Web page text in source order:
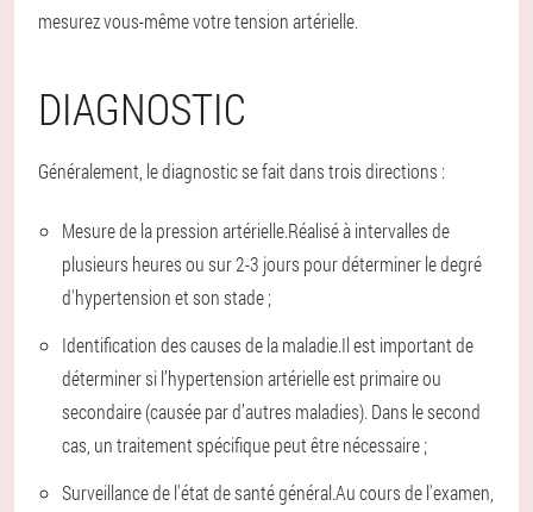
mesurez vous-même votre tension artérielle.
DIAGNOSTIC
Généralement, le diagnostic se fait dans trois directions :
Mesure de la pression artérielle.Réalisé à intervalles de
plusieurs heures ou sur 2-3 jours pour déterminer le degré
d'hypertension et son stade ;
Identification des causes de la maladie.Il est important de
déterminer si l’hypertension artérielle est primaire ou
secondaire (causée par d’autres maladies). Dans le second
cas, un traitement spécifique peut être nécessaire ;
Surveillance de l'état de santé général.Au cours de l'examen,